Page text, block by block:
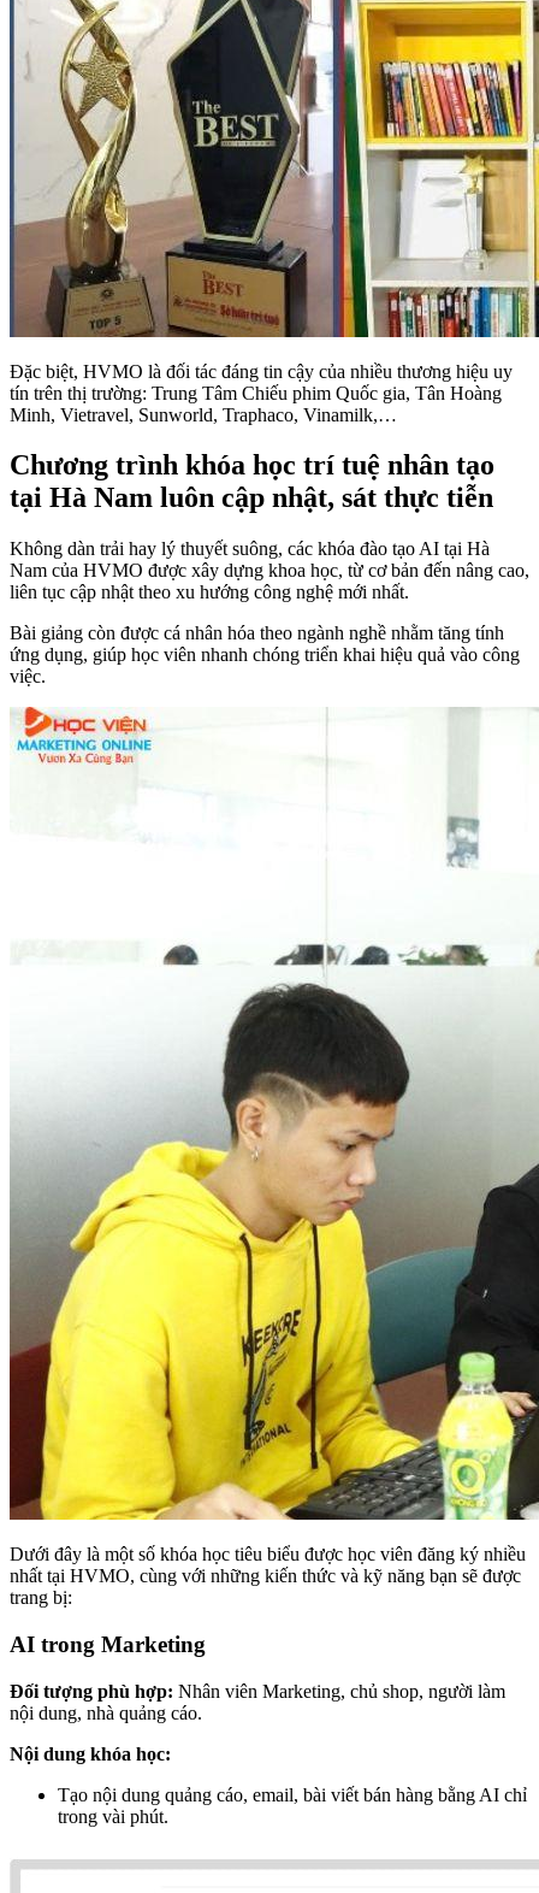
Đặc biệt, HVMO là đối tác đáng tin cậy của nhiều thương hiệu uy
tín trên thị trường: Trung Tâm Chiếu phim Quốc gia, Tân Hoàng
Minh, Vietravel, Sunworld, Traphaco, Vinamilk,…
Chương trình khóa học trí tuệ nhân tạo
tại Hà Nam luôn cập nhật, sát thực tiễn
Không dàn trải hay lý thuyết suông, các khóa đào tạo AI tại Hà
Nam của HVMO được xây dựng khoa học, từ cơ bản đến nâng cao,
liên tục cập nhật theo xu hướng công nghệ mới nhất.
Bài giảng còn được cá nhân hóa theo ngành nghề nhằm tăng tính
ứng dụng, giúp học viên nhanh chóng triển khai hiệu quả vào công
việc.
Dưới đây là một số khóa học tiêu biểu được học viên đăng ký nhiều
nhất tại HVMO, cùng với những kiến thức và kỹ năng bạn sẽ được
trang bị:
AI trong Marketing
Đối tượng phù hợp: Nhân viên Marketing, chủ shop, người làm
nội dung, nhà quảng cáo.
Nội dung khóa học:
Tạo nội dung quảng cáo, email, bài viết bán hàng bằng AI chỉ
trong vài phút.